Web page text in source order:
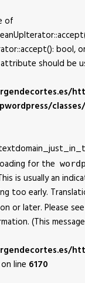
of
bool,
should be
for the
is usually an
too early.
or later. Please see
(This
on line 6170